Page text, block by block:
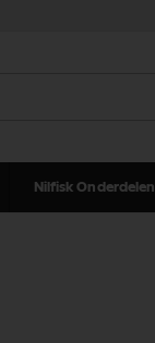
Nilfisk Onderdelen